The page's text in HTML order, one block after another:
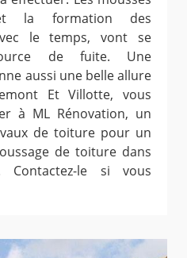
la formation des
le temps, vont se
de fuite. Une
aussi une belle allure
Et Villotte, vous
à ML Rénovation, un
de toiture pour un
de toiture dans
le si vous